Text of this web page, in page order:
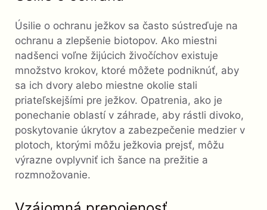
Úsilie o ochranu ježkov sa často sústreďuje na
ochranu a zlepšenie biotopov. Ako miestni
nadšenci voľne žijúcich živočíchov existuje
množstvo krokov, ktoré môžete podniknúť, aby
sa ich dvory alebo miestne okolie stali
priateľskejšími pre ježkov. Opatrenia, ako je
ponechanie oblastí v záhrade, aby rástli divoko,
poskytovanie úkrytov a zabezpečenie medzier v
plotoch, ktorými môžu ježkovia prejsť, môžu
výrazne ovplyvniť ich šance na prežitie a
rozmnožovanie.